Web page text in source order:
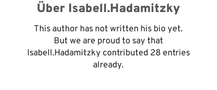
Über Isabell.Hadamitzky
This author has not written his bio yet.
But we are proud to say that
Isabell.Hadamitzky contributed 28 entries
already.